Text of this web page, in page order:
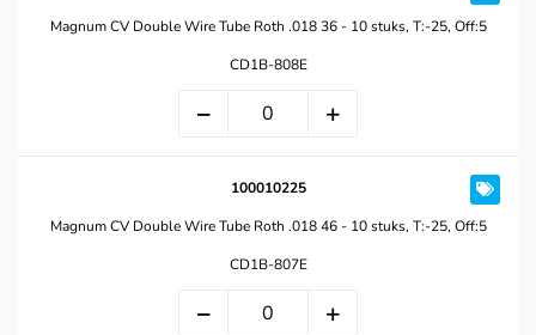
Magnum CV Double Wire Tube Roth .018 36 - 10 stuks, T:-25, Off:5
CD1B-808E
100010225
Magnum CV Double Wire Tube Roth .018 46 - 10 stuks, T:-25, Off:5
CD1B-807E